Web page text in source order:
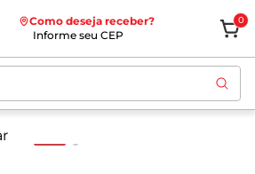
Como deseja receber?
Informe seu CEP
0